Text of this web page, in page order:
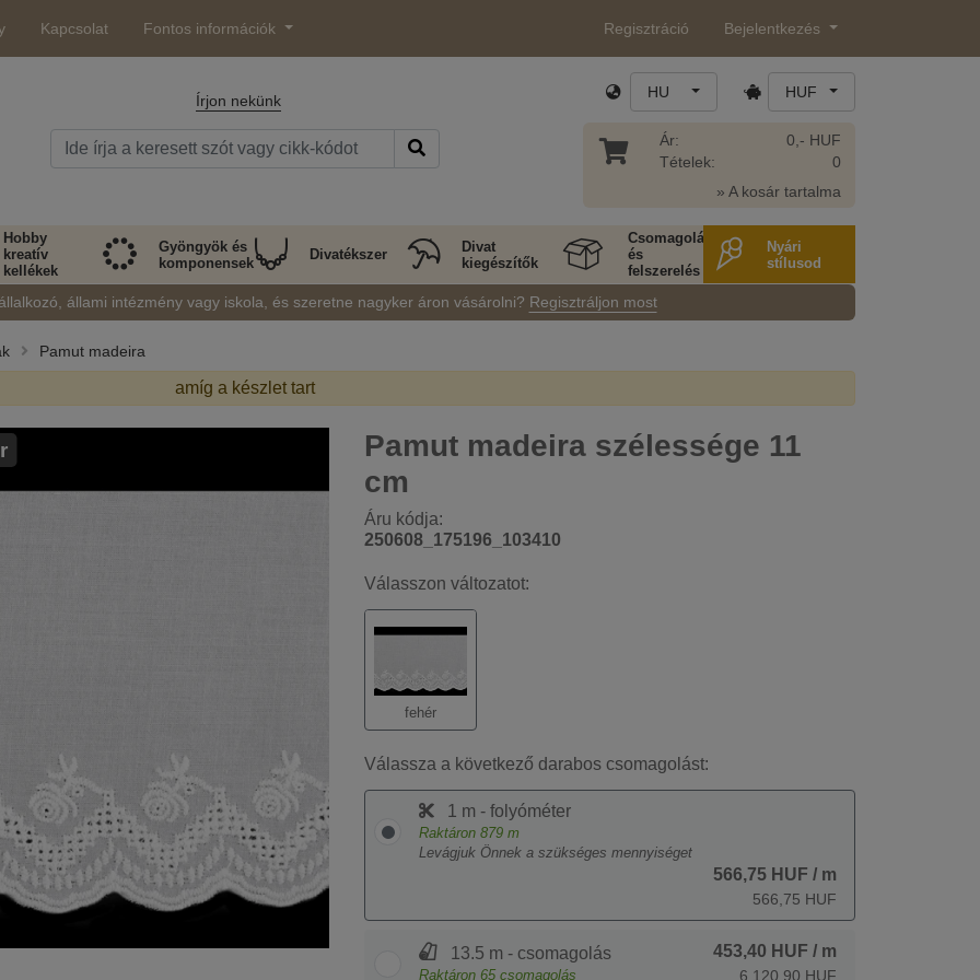
Kapcsolat Fontos információk Regisztráció Bejelentkezés
Írjon nekünk HU HUF
Ár:
Tételek:
0,- HUF
0
» A kosár tartalma
Hobby
kreatív
kellékek
Gyöngyök és
komponensek
Divatékszer
Divat
kiegészítők
Csomagolás
és
felszerelés
Nyári
stílusod
állami intézmény vagy iskola, és szeretne nagyker áron vásárolni? Regisztráljon most
Pamut madeira
amíg a készlet tart
Pamut madeira szélessége 11
cm
Áru kódja:
250608_175196_103410
Válasszon változatot:
fehér
Válassza a következő darabos csomagolást:
1 m - folyóméter
Raktáron 879 m
Levágjuk Önnek a szükséges mennyiséget
566,75 HUF / m
566,75 HUF
13.5 m - csomagolás
Raktáron 65 csomagolás
453,40 HUF / m
6 120,90 HUF